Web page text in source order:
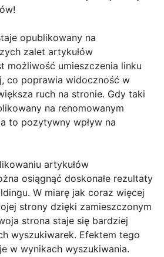
opublikowany na
zalet artykułów
możliwość umieszczenia linku
co poprawia widoczność w
ruch na stronie. Gdy taki
na renomowanym
to pozytywny wpływ na
artykułów
osiągnąć doskonałe rezultaty
W miarę jak coraz więcej
strony dzięki zamieszczonym
strona staje się bardziej
wyszukiwarek. Efektem tego
w wynikach wyszukiwania.